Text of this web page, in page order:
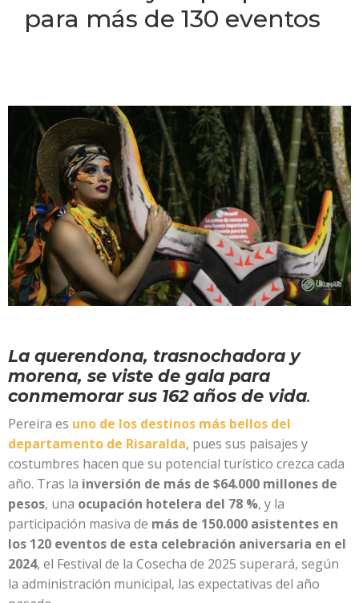
para más de 130 eventos
La querendona, trasnochadora y
morena, se viste de gala para
conmemorar sus 162 años de vida.
Pereira es uno de los destinos más bellos del
departamento de Risaralda, pues sus paisajes y
costumbres hacen que su potencial turístico crezca cada
año. Tras la inversión de más de $64.000 millones de
pesos, una ocupación hotelera del 78 %, y la
participación masiva de más de 150.000 asistentes en
los 120 eventos de esta celebración aniversaria en el
2024, el Festival de la Cosecha de 2025 superará, según
la administración municipal, las expectativas del año